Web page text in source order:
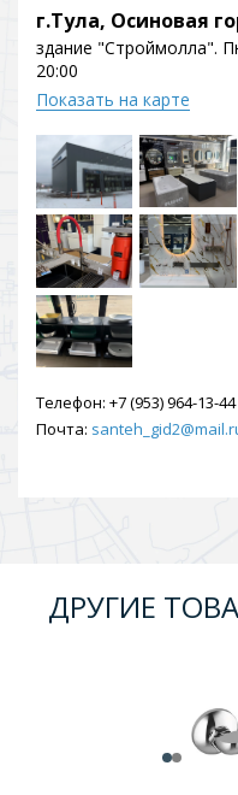
г.Тула, Осиновая
здание "Строймолла".
20:00
Показать на карте
Телефон: +7 (953) 964-13-44
Почта:
ДРУГИЕ